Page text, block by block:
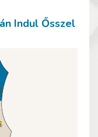
Indul Ősszel